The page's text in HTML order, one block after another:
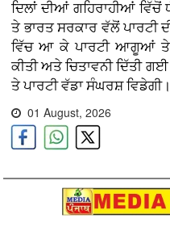
ਦਿਲਾਂ ਦੀਆਂ ਗਹਿਰਾਹੀਆਂ ਵਿੱਚੋਂ
ਤੇ ਭਾਰਤ ਸਰਕਾਰ ਵੱਲੋਂ ਪਾਰਟੀ
ਵਿੱਚ ਆ ਕੇ ਪਾਰਟੀ ਆਗੂਆਂ ਤੇ
ਕੀਤੀ ਅਤੇ ਚਿਤਾਵਨੀ ਦਿੱਤੀ
ਤੇ ਪਾਰਟੀ ਵੱਡਾ ਸੰਘਰਸ਼ ਵਿਡੇਗੀ।
01 August, 2026